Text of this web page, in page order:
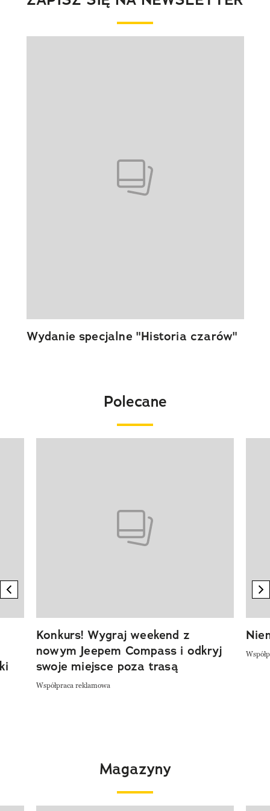
Wydanie specjalne "Historia czarów"
Polecane
previous element
Konkurs! Wygraj weekend z
nowym Jeepem Compass i odkryj
swoje miejsce poza trasą
Współpraca reklamowa
Magazyny